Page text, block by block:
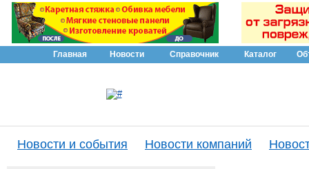
Главная Новости Справочник Каталог
Новости и события Новости компаний